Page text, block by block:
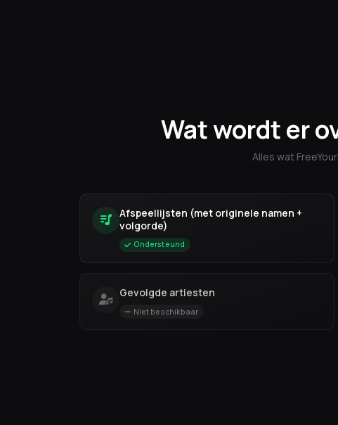
Wat wordt er
Alles wat
Afspeellijsten (met originele namen +
volgorde)
Ondersteund
Gevolgde artiesten
Niet beschikbaar